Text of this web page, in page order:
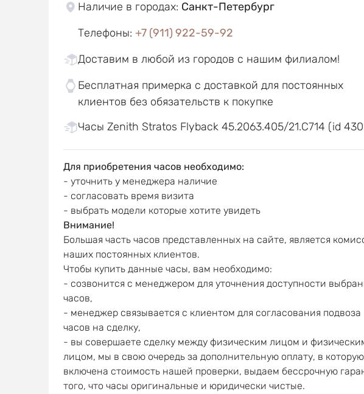
Наличие в городах: Санкт-Петербург
Телефоны: +7 (911) 922-59-92
Доставим в любой из городов с нашим филиалом!
Бесплатная примерка с доставкой для постоянных
клиентов без обязательств к покупке
Часы Zenith Stratos Flyback 45.2063.405/21.C714 (id
Для приобретения часов необходимо:
- уточнить у менеджера наличие
- согласовать время визита
- выбрать модели которые хотите увидеть
Внимание!
Большая часть часов представленных на сайте, является
наших постоянных клиентов.
Чтобы купить данные часы, вам необходимо:
- созвонится с менеджером для уточнения доступности
часов,
- менеджер связывается с клиентом для согласования подвоза
часов на сделку,
- вы совершаете сделку между физическим лицом и
лицом, мы в свою очередь за дополнительную оплату, в которую
включена стоимость нашей проверки, выдаем бессрочную
того, что часы оригинальные и юридически чистые.